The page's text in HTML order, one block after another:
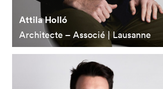
Attila Holló
Architecte – Associé | Lausanne